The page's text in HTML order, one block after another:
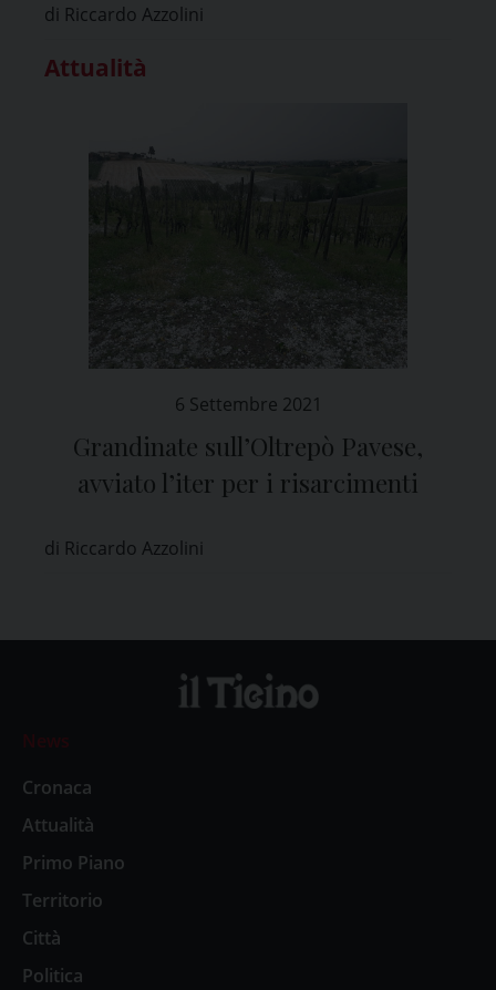
di Riccardo Azzolini
Attualità
6 Settembre 2021
Grandinate sull’Oltrepò Pavese,
avviato l’iter per i risarcimenti
di Riccardo Azzolini
News
Cronaca
Attualità
Primo Piano
Territorio
Città
Politica